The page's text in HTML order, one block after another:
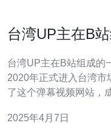
台湾UP主在B
台湾UP主在B站组成的一批创作者 自
2020年正式进入台湾市
了这个弹幕视频网站，
主在B站的创作领域非
2025年4月7日